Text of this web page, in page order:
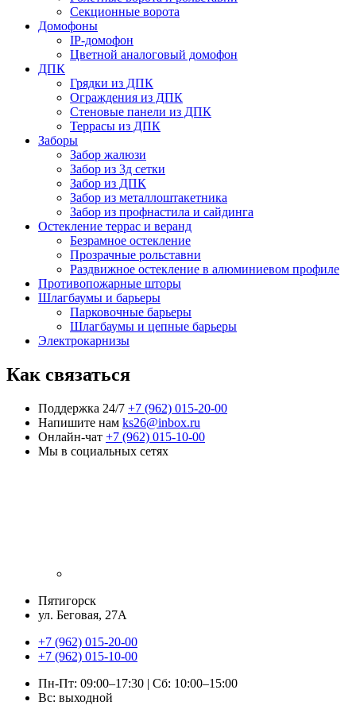
Секционные ворота
Домофоны
IP-домофон
Цветной аналоговый домофон
ДПК
Грядки из ДПК
Ограждения из ДПК
Стеновые панели из ДПК
Террасы из ДПК
Заборы
Забор жалюзи
Забор из 3д сетки
Забор из ДПК
Забор из металлоштакетника
Забор из профнастила и сайдинга
Остекление террас и веранд
Безрамное остекление
Прозрачные рольставни
Раздвижное остекление в алюминиевом профиле
Противопожарные шторы
Шлагбаумы и барьеры
Парковочные барьеры
Шлагбаумы и цепные барьеры
Электрокарнизы
Как связаться
Поддержка 24/7 +7 (962) 015-20-00
Напишите нам ks26@inbox.ru
Онлайн-чат +7 (962) 015-10-00
Мы в социальных сетях
Пятигорск
ул. Беговая, 27А
+7 (962) 015-20-00
+7 (962) 015-10-00
Пн-Пт: 09:00–17:30 | Сб: 10:00–15:00
Вс: выходной